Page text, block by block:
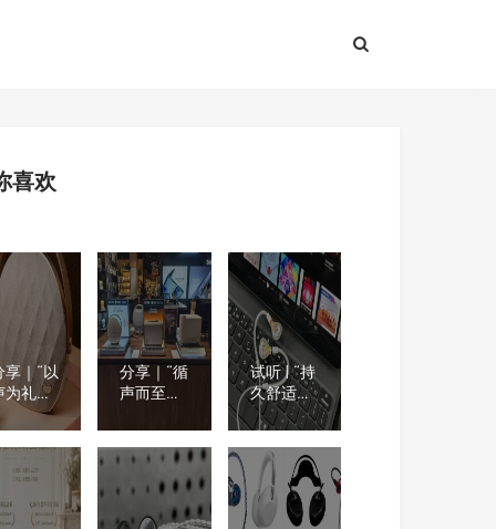
喜欢
享｜“以
为礼，
愈日
”千元预
，氛围
好物推
分享｜“循
声而至，
听”杰科音
响体验版
图扩容，
看看门店
在不在你
试听 | “持
久舒适的
高保真聆
听”
Beyerdynamic
拜雅 DT
30 IE 入耳
式监听耳